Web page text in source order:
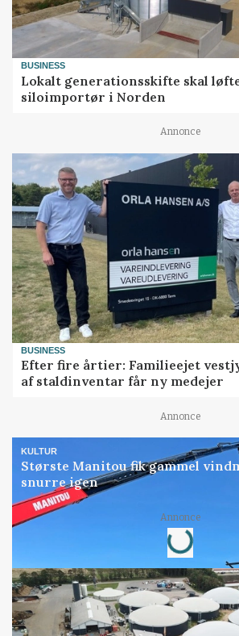
BUSINESS
Lokalt generationsskifte skal
siloimportør i Norden
Annonce
BUSINESS
Efter fire årtier: Familieejet
af staldinventar får ny medejer
Annonce
KULTUR
Største Manitou fik gammel
snurre igen
Annonce
Loading...